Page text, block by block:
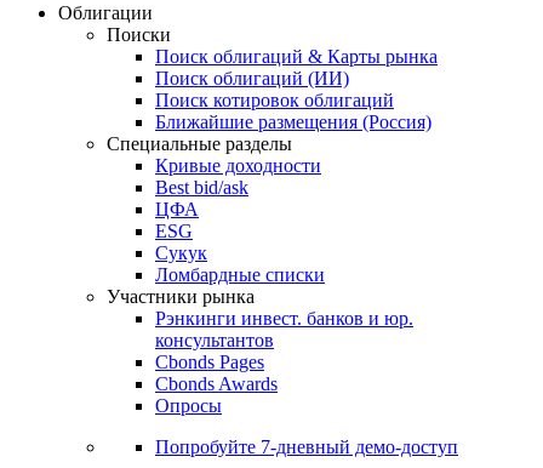
Облигации
Поиски
Поиск облигаций & Карты рынка
Поиск облигаций (ИИ)
Поиск котировок облигаций
Ближайшие размещения (Россия)
Специальные разделы
Кривые доходности
Best bid/ask
ЦФА
ESG
Сукук
Ломбардные списки
Участники рынка
Рэнкинги инвест. банков и юр.
консультантов
Cbonds Pages
Cbonds Awards
Опросы
Попробуйте 7-дневный демо-доступ